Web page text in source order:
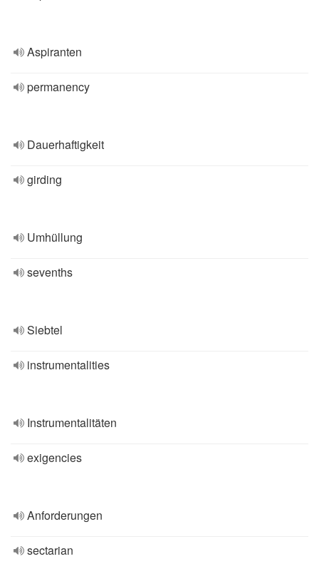
Aspiranten
permanency
Dauerhaftigkeit
girding
Umhüllung
sevenths
Siebtel
instrumentalities
Instrumentalitäten
exigencies
Anforderungen
sectarian